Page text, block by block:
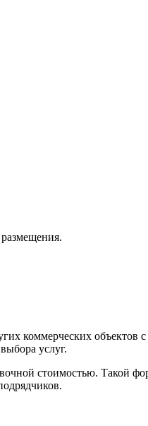
коммерческих объектов
услуг.
стоимостью. Такой